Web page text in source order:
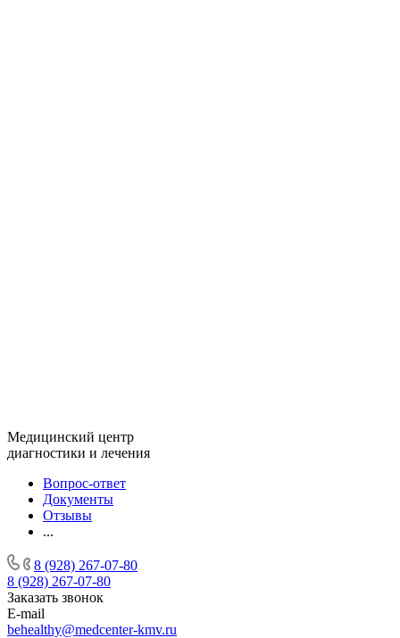
Медицинский центр
диагностики и лечения
Вопрос-ответ
Документы
Отзывы
...
8 (928) 267-07-80
8 (928) 267-07-80
Заказать звонок
E-mail
behealthy@medcenter-kmv.ru